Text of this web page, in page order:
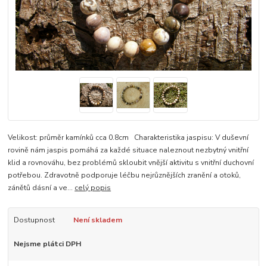
Velikost: průměr kamínků cca 0.8cm Charakteristika jaspisu: V duševní
rovině nám jaspis pomáhá za každé situace naleznout nezbytný vnitřní
klid a rovnováhu, bez problémů skloubit vnější aktivitu s vnitřní duchovní
potřebou. Zdravotně podporuje léčbu nejrůznějších zranění a otoků,
zánětů dásní a ve... celý popis
Dostupnost Není skladem
Nejsme plátci DPH